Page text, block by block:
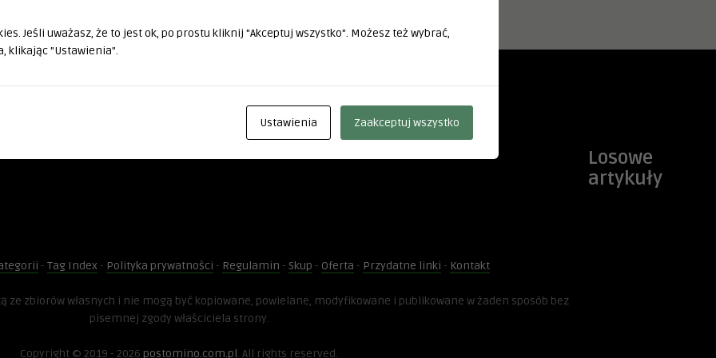
Losowe
artykuły
- Tag Index - Polityka prywatności - Regulamin - Skup - Oferta - Przydatne linki - Kontakt
ze zbiorów własnych i nie mogą być kopiowane, powielane, modyfikowane i publikowane w żaden sposób bez
pisemnej zgody właściciela strony.
Copyright © 2019 - 2026 postomino.com.pl. All rights reserved.
Jeśli uważasz, że to jest ok, po prostu kliknij "Akceptuj wszystko". Możesz też wybrać,
klikając "Ustawienia".
Ustawienia Zaakceptuj wszystko